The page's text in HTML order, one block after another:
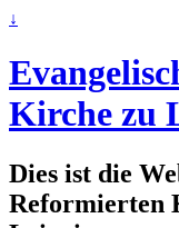
↓
Kirche zu
Dies ist die
Reformierten